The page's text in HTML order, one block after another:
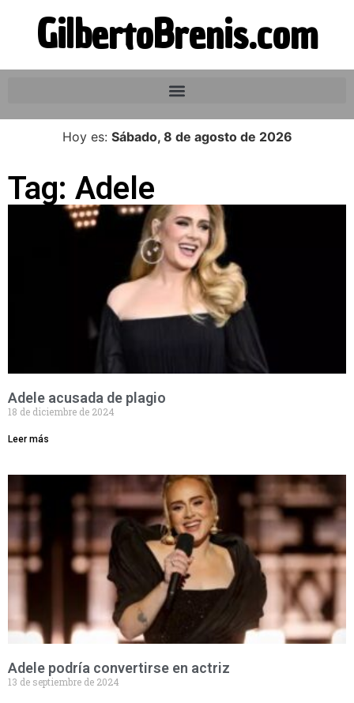
GilbertoBrenis.com
Hoy es: Sábado, 8 de agosto de 2026
Tag: Adele
Adele acusada de plagio
18 de diciembre de 2024
Leer más
Adele podría convertirse en actriz
13 de septiembre de 2024